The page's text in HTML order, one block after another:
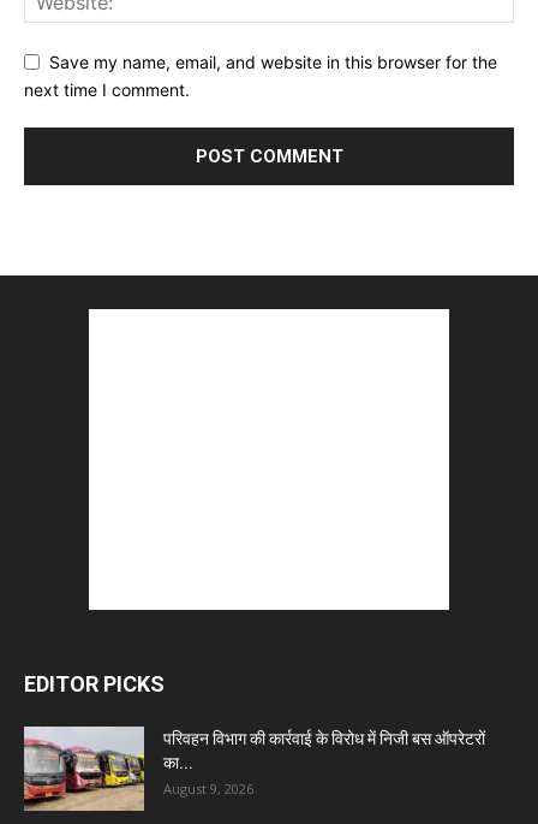
Save my name, email, and website in this browser for the
next time I comment.
EDITOR PICKS
परिवहन विभाग की कार्रवाई के विरोध में निजी बस ऑपरेटरों
का...
August 9, 2026